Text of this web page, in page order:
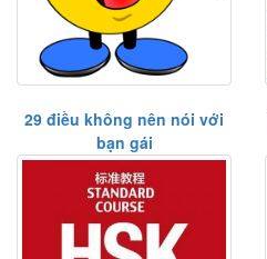
29 điều không nên nói với
bạn gái